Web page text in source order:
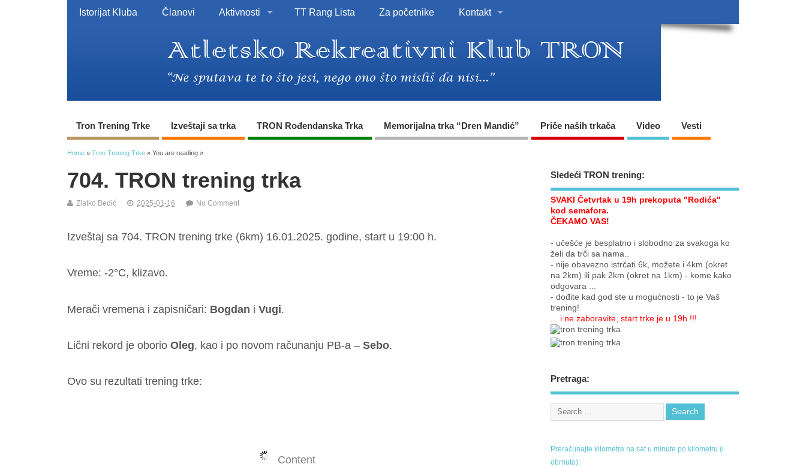
Istorijat Kluba Članovi Aktivnosti TT Rang Lista Za početnike Kontakt
Tron Trening Trke Izveštaji sa trka TRON Rođendanska Trka Memorijalna trka “Dren Mandić” Priče naših trkača Video Vesti
Home » Tron Trening Trke » You are reading »
704. TRON trening trka
Zlatko Bedić 2025-01-16 No Comment
Izveštaj sa 704. TRON trening trke (6km) 16.01.2025. godine, start u 19:00 h.
Vreme: -2°C, klizavo.
Merači vremena i zapisničari: Bogdan i Vugi.
Lični rekord je oborio Oleg, kao i po novom računanju PB-a – Sebo.
Ovo su rezultati trening trke:
Content
Sledeći TRON trening:
SVAKI Četvrtak u 19h prekoputa "Rodića"
kod semafora.
ČEKAMO VAS!
- učešće je besplatno i slobodno za svakoga ko
želi da trči sa nama..
- nije obavezno istrčati 6k, možete i 4km (okret
na 2km) ili pak 2km (okret na 1km) - kome kako
odgovara ...
- dođite kad god ste u mogućnosti - to je Vaš
trening!
... i ne zaboravite, start trke je u 19h !!!
Pretraga:
Preračunajte kilometre na sat u minute po kilometru (i
obrnuto):